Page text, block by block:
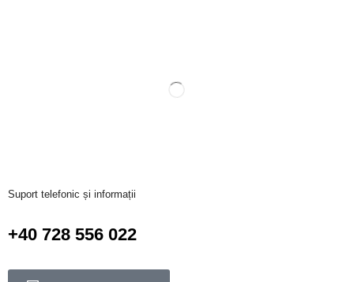
Suport telefonic și informații
+40 728 556 022